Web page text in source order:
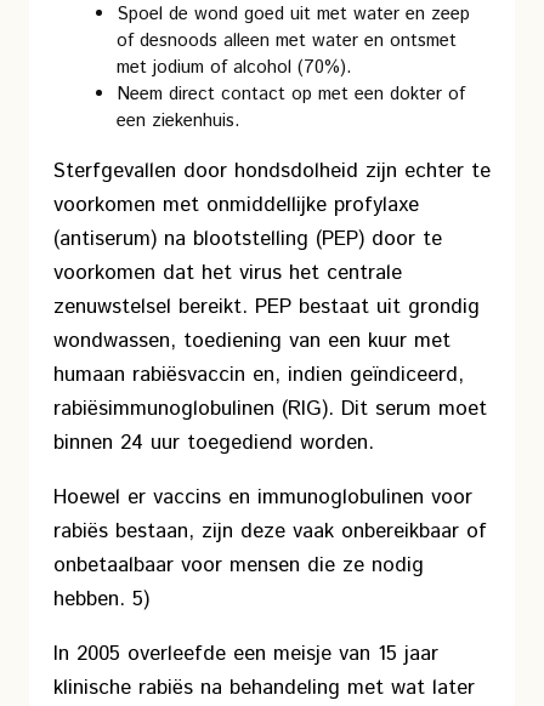
Spoel de wond goed uit met water en zeep
of desnoods alleen met water en ontsmet
met jodium of alcohol (70%).
Neem direct contact op met een dokter of
een ziekenhuis.
Sterfgevallen door hondsdolheid zijn echter te
voorkomen met onmiddellijke profylaxe
(antiserum) na blootstelling (PEP) door te
voorkomen dat het virus het centrale
zenuwstelsel bereikt. PEP bestaat uit grondig
wondwassen, toediening van een kuur met
humaan rabiësvaccin en, indien geïndiceerd,
rabiësimmunoglobulinen (RIG). Dit serum moet
binnen 24 uur toegediend worden.
Hoewel er vaccins en immunoglobulinen voor
rabiës bestaan, zijn deze vaak onbereikbaar of
onbetaalbaar voor mensen die ze nodig
hebben. 5)
In 2005 overleefde een meisje van 15 jaar
klinische rabiës na behandeling met wat later